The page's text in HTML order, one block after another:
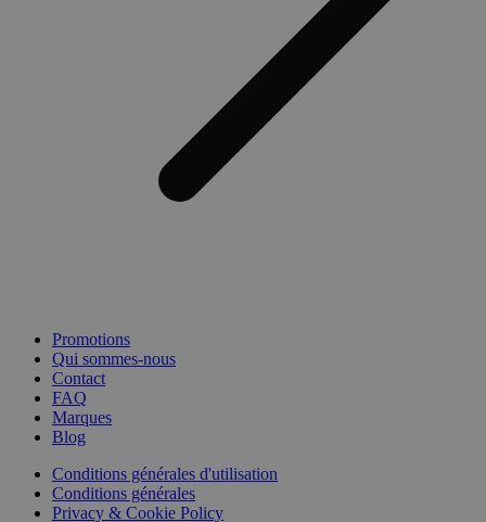
Promotions
Qui sommes-nous
Contact
FAQ
Marques
Blog
Conditions générales d'utilisation
Conditions générales
Privacy & Cookie Policy